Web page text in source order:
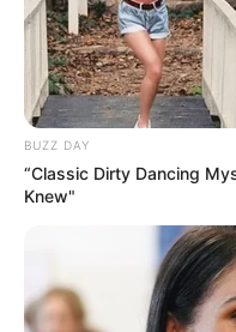
BUZZ DAY
“Classic Dirty Dancing
Knew"